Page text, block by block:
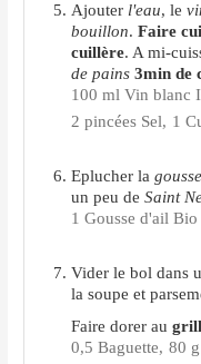
Ajouter l'eau, le
bouillon.Faire
cuillère. A mi-
de pains 3min de
100 ml Vin blanc
2 pincées Sel, 1
Eplucher la
un peu de Saint
1 Gousse d'ail Bio
Vider le bol dans
la soupe et
Faire dorer au
0,5 Baguette, 80